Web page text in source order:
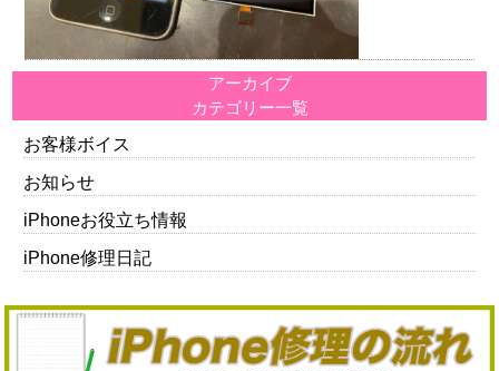
アーカイブ
カテゴリー一覧
お客様ボイス
お知らせ
iPhoneお役立ち情報
iPhone修理日記